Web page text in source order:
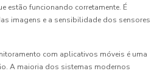
estão funcionando corretamente. É
imagens e a sensibilidade dos sensores
com aplicativos móveis é uma
A maioria dos sistemas modernos